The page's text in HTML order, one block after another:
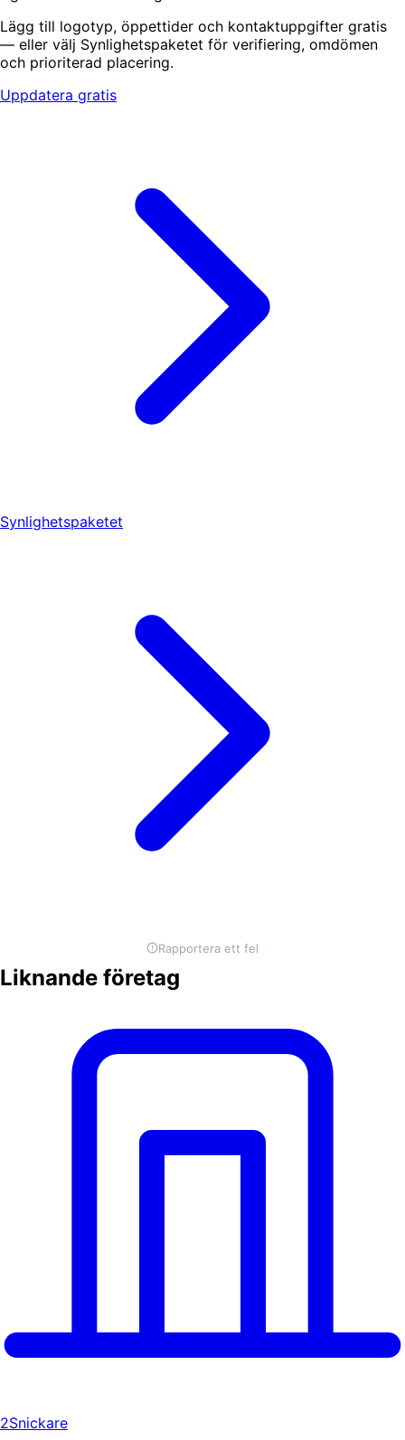
Lägg till logotyp, öppettider och kontaktuppgifter gratis
— eller välj Synlighetspaketet för verifiering, omdömen
och prioriterad placering.
Uppdatera gratis
Synlighetspaketet
Rapportera ett fel
Liknande företag
2Snickare